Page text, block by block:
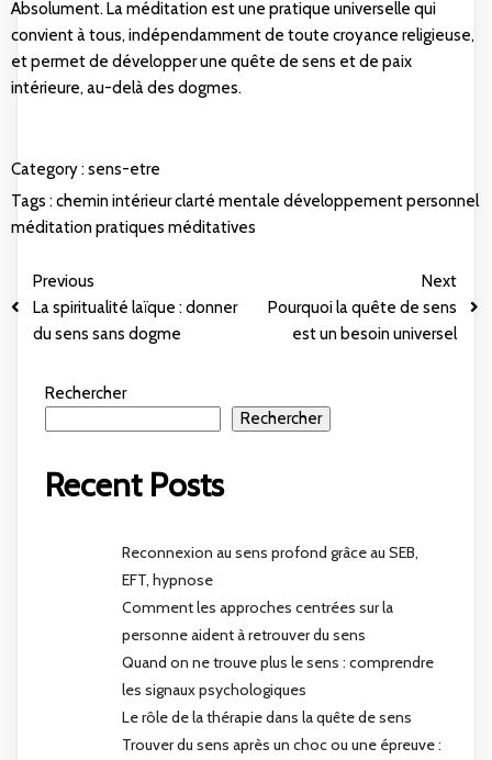
Absolument. La méditation est une pratique universelle qui
convient à tous, indépendamment de toute croyance religieuse,
et permet de développer une quête de sens et de paix
intérieure, au-delà des dogmes.
Category :sens-etre
Tags :chemin intérieurclarté mentale développement personnel
méditationpratiques méditatives
Previous
La spiritualité laïque : donner
du sens sans dogme
Next
Pourquoi la quête de sens
est un besoin universel
Rechercher
Rechercher
Recent Posts
Reconnexion au sens profond grâce au SEB,
EFT, hypnose
Comment les approches centrées sur la
personne aident à retrouver du sens
Quand on ne trouve plus le sens : comprendre
les signaux psychologiques
Le rôle de la thérapie dans la quête de sens
Trouver du sens après un choc ou une épreuve :